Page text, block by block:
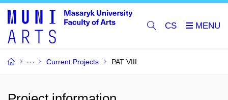
CS
Current Projects PAT VIII